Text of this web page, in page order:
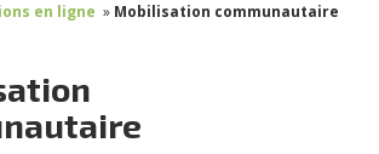
en ligne » Mobilisation communautaire